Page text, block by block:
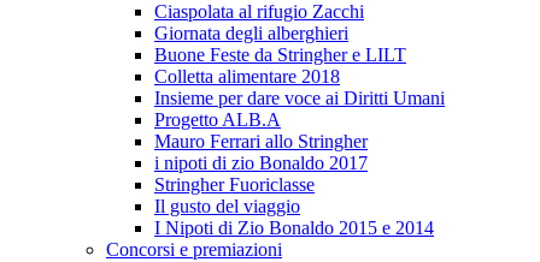
Ciaspolata al rifugio Zacchi
Giornata degli alberghieri
Buone Feste da Stringher e LILT
Colletta alimentare 2018
Insieme per dare voce ai Diritti Umani
Progetto ALB.A
Mauro Ferrari allo Stringher
i nipoti di zio Bonaldo 2017
Stringher Fuoriclasse
Il gusto del viaggio
I Nipoti di Zio Bonaldo 2015 e 2014
Concorsi e premiazioni